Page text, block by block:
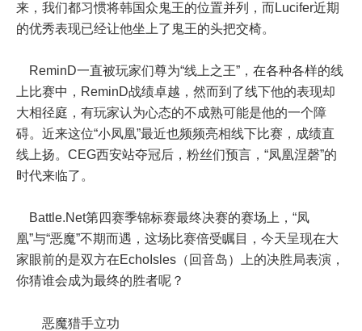
来，我们都习惯将韩国众鬼王的位置并列，而Lucifer近期
的优秀表现已经让他坐上了鬼王的头把交椅。
ReminD一直被玩家们尊为“线上之王”，在各种各样的线
上比赛中，ReminD战绩卓越，然而到了线下他的表现却
大相径庭，有玩家认为心态的不成熟可能是他的一个障
碍。近来这位“小凤凰”最近也频频亮相线下比赛，成绩直
线上扬。CEG西安站夺冠后，粉丝们预言，“凤凰涅磬”的
时代来临了。
Battle.Net第四赛季锦标赛最终决赛的赛场上，“凤
凰”与“恶魔”不期而遇，这场比赛倍受瞩目，今天呈现在大
家眼前的是双方在EchoIsles（回音岛）上的决胜局表演，
你猜谁会成为最终的胜者呢？
恶魔猎手立功